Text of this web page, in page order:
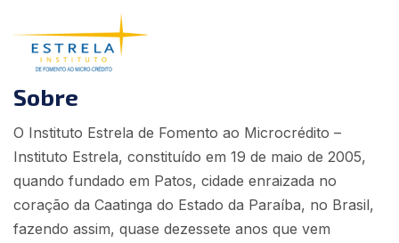
Sobre
O Instituto Estrela de Fomento ao Microcrédito –
Instituto Estrela, constituído em 19 de maio de 2005,
quando fundado em Patos, cidade enraizada no
coração da Caatinga do Estado da Paraíba, no Brasil,
fazendo assim, quase dezessete anos que vem